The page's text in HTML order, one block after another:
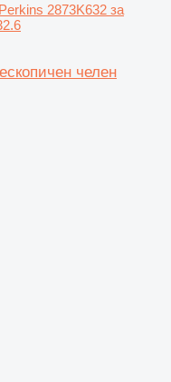
2873K632 за
челен